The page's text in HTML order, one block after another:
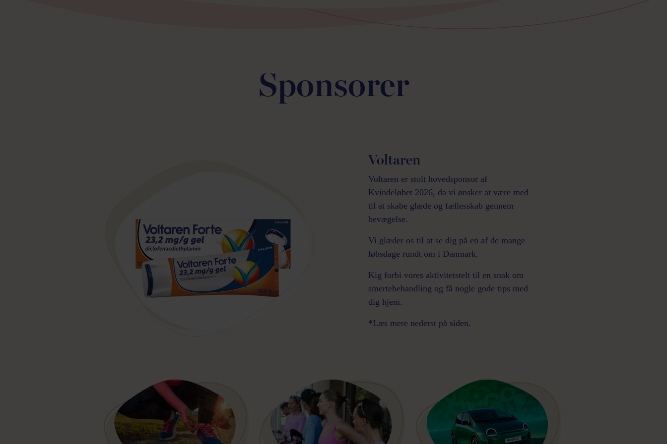
Sponsorer
Voltaren
Voltaren er stolt hovedsponsor af
Kvindeløbet 2026, da vi ønsker at være med
til at skabe glæde og fællesskab gennem
bevægelse.
Vi glæder os til at se dig på en af de mange
løbsdage rundt om i Danmark.
Kig forbi vores aktivitetstelt til en snak om
smertebehandling og få nogle gode tips med
dig hjem.
*Læs mere nederst på siden.